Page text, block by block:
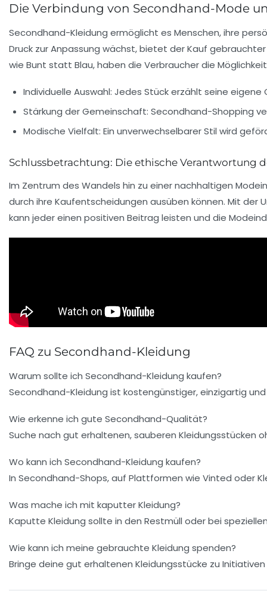
Die Verbindung von Secondhand-Mode
Secondhand-Kleidung ermöglicht es Menschen, ihre
Druck zur Anpassung wächst, bietet der Kauf
wie Bunt statt Blau, haben die Verbraucher die
Individuelle Auswahl: Jedes Stück erzählt seine eigene
Stärkung der Gemeinschaft: Secondhand-Shopping
Modische Vielfalt: Ein unverwechselbarer Stil wird
Schlussbetrachtung: Die ethische Verantwortung
Im Zentrum des Wandels hin zu einer nachhaltigen
durch ihre Kaufentscheidungen ausüben können. Mit
kann jeder einen positiven Beitrag leisten und die
FAQ zu Secondhand-Kleidung
Warum sollte ich Secondhand-Kleidung kaufen?
Secondhand-Kleidung ist kostengünstiger, einzigartig
Wie erkenne ich gute Secondhand-Qualität?
Suche nach gut erhaltenen, sauberen Kleidungsstücken
Wo kann ich Secondhand-Kleidung kaufen?
In Secondhand-Shops, auf Plattformen wie Vinted oder
Was mache ich mit kaputter Kleidung?
Kaputte Kleidung sollte in den Restmüll oder bei
Wie kann ich meine gebrauchte Kleidung spenden?
Bringe deine gut erhaltenen Kleidungsstücke zu